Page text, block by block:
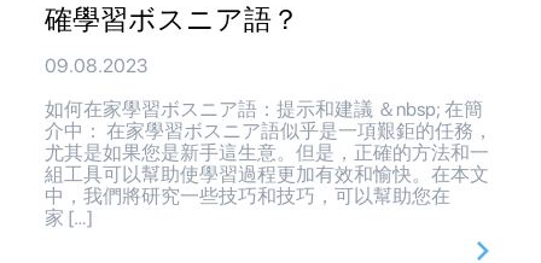
確學習ボスニア語？
09.08.2023
如何在家學習ボスニア語：提示和建議 ＆nbsp; 在簡
介中： 在家學習ボスニア語似乎是一項艱鉅的任務，
尤其是如果您是新手這生意。但是，正確的方法和一
組工具可以幫助使學習過程更加有效和愉快。在本文
中，我們將研究一些技巧和技巧，可以幫助您在
家 […]